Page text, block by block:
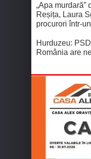
„Apa
Reșița, Laura
procurori într-
Hurduzeu:
România are